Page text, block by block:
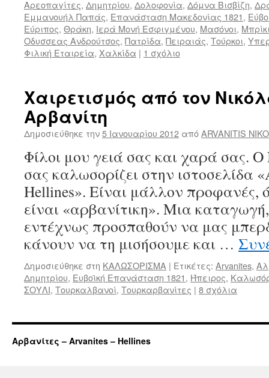
Αρεοπαγίτες, Δημητρίου, Δολοφονία, Δόμνα Βισβίζη,
Εμμανουήλ Παπάς, Επανάσταση Μακεδονίας 1821,
Εύριπος, Θράκη, Ιερά Μονή Εσφιγμένου, Μασόνοι,
Οδυσσεας Ανδρούτσος, Πατρίδα, Πειραιάς, Τούρκοι,
Φιλική Εταιρεία, Χαλκίδα | 1 σχόλιο
Χαιρετισμός από τον
Αρβανίτη
Δημοσιεύθηκε την5 Ιανουαρίου 2012 απόARVANITIS
Φίλοι μου γειά σας και χαρά σας.
σας καλωσορίζει στην ιστοσελίδα
Hellines». Είναι μάλλον προφανές,
είναι «αρβανίτικη». Μια
εντέχνως προσπαθούν να μας
κάνουν να τη μισήσουμε και …
Δημοσιεύθηκε στη ΚΑΛΩΣΟΡΙΣΜΑ | Ετικέτες: Arvanites,
Δημητρίου, Ευβοϊκή Επανάσταση 1821, Ήπειρος,
ΣΟΥΛΙ, Τουρκαλβανοί, Τουρκαρβανίτες | 8 σχόλια
Αρβανίτες – Arvanites – Hellines